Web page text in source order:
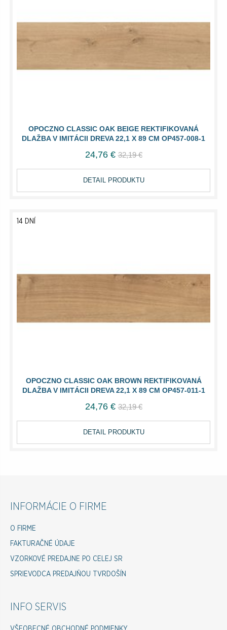
OPOCZNO CLASSIC OAK BEIGE REKTIFIKOVANÁ
DLAŽBA V IMITÁCII DREVA 22,1 X 89 CM OP457-008-1
24,76 € 32,19 €
DETAIL PRODUKTU
OPOCZNO CLASSIC OAK BROWN REKTIFIKOVANÁ
DLAŽBA V IMITÁCII DREVA 22,1 X 89 CM OP457-011-1
14 DNÍ
24,76 € 32,19 €
DETAIL PRODUKTU
INFORMÁCIE O FIRME
O FIRME
FAKTURAČNÉ ÚDAJE
VZORKOVÉ PREDAJNE PO CELEJ SR
SPRIEVODCA PREDAJŇOU TVRDOŠÍN
INFO SERVIS